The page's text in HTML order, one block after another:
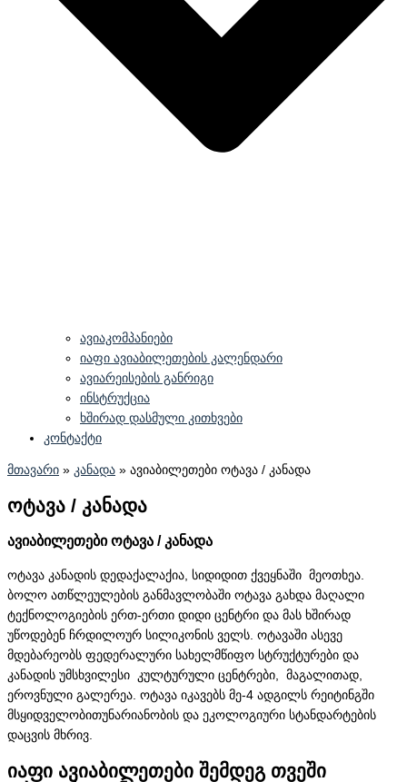
ავიაკომპანიები
იაფი ავიაბილეთების კალენდარი
ავიარეისების განრიგი
ინსტრუქცია
ხშირად დასმული კითხვები
კონტაქტი
მთავარი » კანადა » ავიაბილეთები ოტავა / კანადა
ოტავა / კანადა
ავიაბილეთები ოტავა / კანადა
ოტავა კანადის დედაქალაქია, სიდიდით ქვეყნაში მეოთხეა.
ბოლო ათწლეულების განმავლობაში ოტავა გახდა მაღალი
ტექნოლოგიების ერთ-ერთი დიდი ცენტრი და მას ხშირად
უწოდებენ ჩრდილოურ სილიკონის ველს. ოტავაში ასევე
მდებარეობს ფედერალური სახელმწიფო სტრუქტურები და
კანადის უმსხვილესი კულტურული ცენტრები, მაგალითად,
ეროვნული გალერეა. ოტავა იკავებს მე-4 ადგილს რეიტინგში
მსყიდველობითუნარიანობის და ეკოლოგიური სტანდარტების
დაცვის მხრივ.
იაფი ავიაბილეთები შემდეგ თვეში